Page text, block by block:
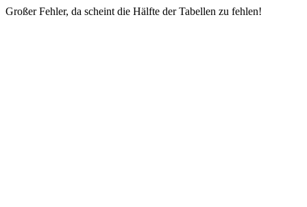
Großer Fehler, da scheint die Hälfte der Tabellen zu fehlen!